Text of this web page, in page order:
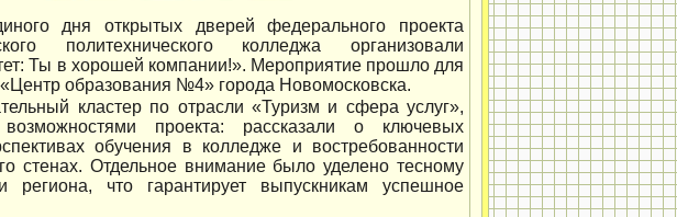
дня открытых дверей федерального проекта
политехнического колледжа организовали
Ты в хорошей компании!». Мероприятие прошло для
образования №4» города Новомосковска.
кластер по отрасли «Туризм и сфера услуг»,
проекта: рассказали о ключевых
обучения в колледже и востребованности
стенах. Отдельное внимание было уделено тесному
региона, что гарантирует выпускникам успешное